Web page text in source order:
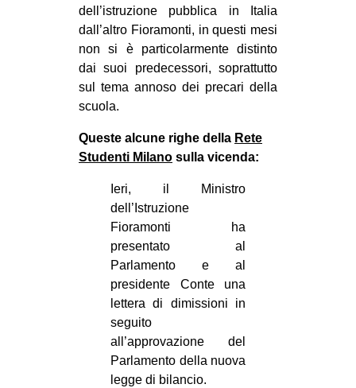
GENERI
MIGRAZIONI
PRECARIATO
REPRESSIONE
CULTURE
CINEMA
MANIFESTI
RECENSIONI
INTERNAZIONALE
AFRICA
dell’istruzione pubblica in Italia
dall’altro Fioramonti, in questi mesi
non si è particolarmente distinto
dai suoi predecessori, soprattutto
sul tema annoso dei precari della
scuola.
Queste alcune righe della Rete
Studenti Milano sulla vicenda:
Ieri, il Ministro
dell’Istruzione
Fioramonti ha
presentato al
Parlamento e al
presidente Conte una
lettera di dimissioni in
seguito
all’approvazione del
Parlamento della nuova
legge di bilancio.